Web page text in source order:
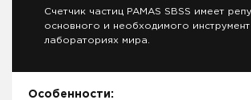
Счетчик частиц PAMAS SBSS имеет
основного и необходимого
лабораториях мира.
Особенности: